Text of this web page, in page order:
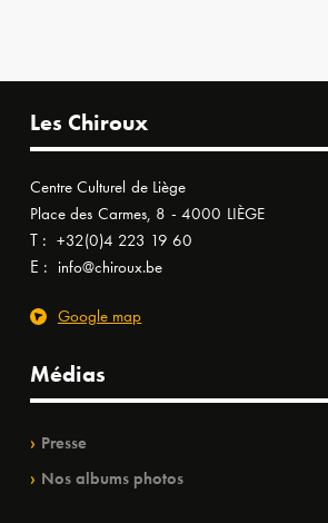
Les Chiroux
Centre Culturel de Liège
Place des Carmes, 8 - 4000 LIÈGE
T : +32(0)4 223 19 60
E : info@chiroux.be
Google map
Médias
Presse
Nos albums photos